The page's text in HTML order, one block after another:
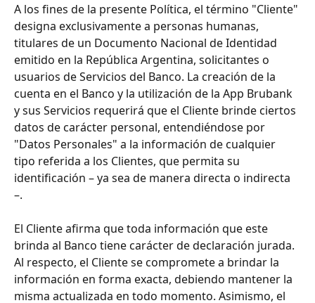
A los fines de la presente Política, el término "Cliente"
designa exclusivamente a personas humanas,
titulares de un Documento Nacional de Identidad
emitido en la República Argentina, solicitantes o
usuarios de Servicios del Banco. La creación de la
cuenta en el Banco y la utilización de la App Brubank
y sus Servicios requerirá que el Cliente brinde ciertos
datos de carácter personal, entendiéndose por
"Datos Personales" a la información de cualquier
tipo referida a los Clientes, que permita su
identificación – ya sea de manera directa o indirecta
–.
El Cliente afirma que toda información que este
brinda al Banco tiene carácter de declaración jurada.
Al respecto, el Cliente se compromete a brindar la
información en forma exacta, debiendo mantener la
misma actualizada en todo momento. Asimismo, el